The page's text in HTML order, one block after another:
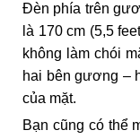
Đèn phía trên
là 170 cm (5,5
không làm chói
hai bên gương –
của mặt.
Bạn cũng có thể